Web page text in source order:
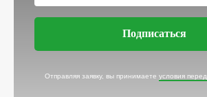
Подписаться
Отправляя заявку, вы принимаете условия